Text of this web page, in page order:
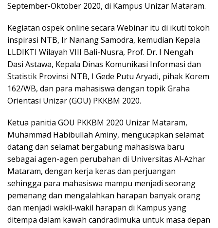
September-Oktober 2020, di Kampus Unizar Mataram.
Kegiatan ospek online secara Webinar itu di ikuti tokoh
inspirasi NTB, Ir Nanang Samodra, kemudian Kepala
LLDIKTI Wilayah VIII Bali-Nusra, Prof. Dr. I Nengah
Dasi Astawa, Kepala Dinas Komunikasi Informasi dan
Statistik Provinsi NTB, I Gede Putu Aryadi, pihak Korem
162/WB, dan para mahasiswa dengan topik Graha
Orientasi Unizar (GOU) PKKBM 2020.
Ketua panitia GOU PKKBM 2020 Unizar Mataram,
Muhammad Habibullah Aminy, mengucapkan selamat
datang dan selamat bergabung mahasiswa baru
sebagai agen-agen perubahan di Universitas Al-Azhar
Mataram, dengan kerja keras dan perjuangan
sehingga para mahasiswa mampu menjadi seorang
pemenang dan mengalahkan harapan banyak orang
dan menjadi wakil-wakil harapan di Kampus yang
ditempa dalam kawah candradimuka untuk masa depan